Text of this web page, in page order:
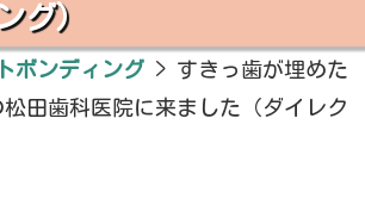
グ）
ボンディング > すきっ歯が埋めた
田歯科医院に来ました（ダイレク